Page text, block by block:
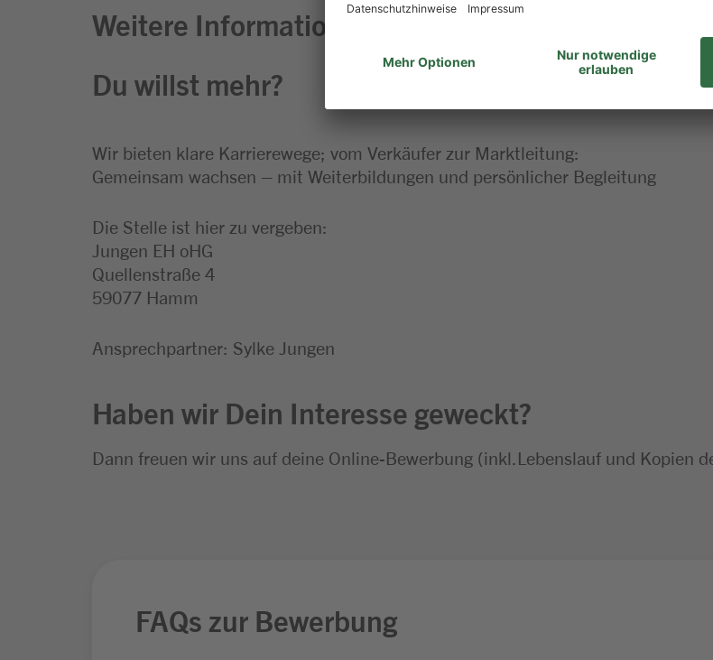
Weitere Informationen zu dieser Stelle
Du willst mehr?
Wir bieten klare Karrierewege; vom Verkäufer zur Marktleitung:
Gemeinsam wachsen – mit Weiterbildungen und persönlicher Begleitung
Die Stelle ist hier zu vergeben:
Jungen EH oHG
Quellenstraße 4
59077 Hamm
Ansprechpartner: Sylke Jungen
Haben wir Dein Interesse geweckt?
Dann freuen wir uns auf deine Online-Bewerbung (inkl.Lebenslauf und Kopien
FAQs zur Bewerbung